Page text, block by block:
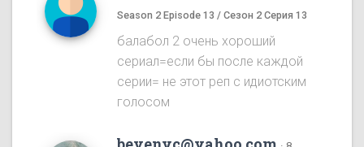
Season 2 Episode 13 / Сезон 2 Серия 13
балабол 2 очень хороший
сериал=если бы после каждой
серии= не этот реп с идиотским
голосом